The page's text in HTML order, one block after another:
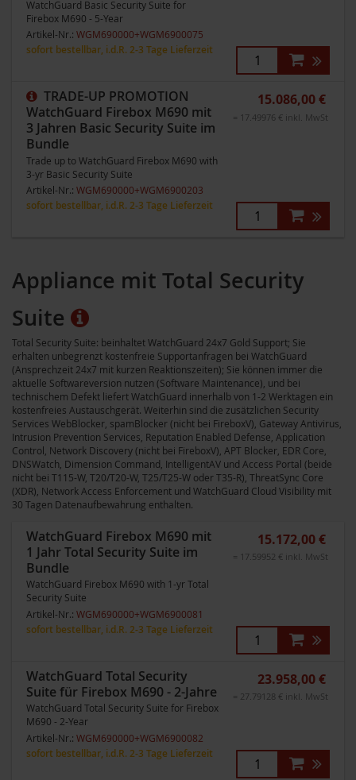
WatchGuard Basic Security Suite for
Firebox M690 - 5-Year
Artikel-Nr.: WGM690000+WGM6900075
sofort bestellbar, i.d.R. 2-3 Tage Lieferzeit
TRADE-UP PROMOTION
WatchGuard Firebox M690 mit
3 Jahren Basic Security Suite im
Bundle
Trade up to WatchGuard Firebox M690 with
3-yr Basic Security Suite
Artikel-Nr.: WGM690000+WGM6900203
sofort bestellbar, i.d.R. 2-3 Tage Lieferzeit
15.086,00 €
= 17.49976 € inkl. MwSt
Appliance mit Total Security
Suite
Total Security Suite: beinhaltet WatchGuard 24x7 Gold Support; Sie
erhalten unbegrenzt kostenfreie Supportanfragen bei WatchGuard
(Ansprechzeit 24x7 mit kurzen Reaktionszeiten); Sie können immer die
aktuelle Softwareversion nutzen (Software Maintenance), und bei
technischem Defekt liefert WatchGuard innerhalb von 1-2 Werktagen ein
kostenfreies Austauschgerät. Weiterhin sind die zusätzlichen Security
Services WebBlocker, spamBlocker (nicht bei FireboxV), Gateway Antivirus,
Intrusion Prevention Services, Reputation Enabled Defense, Application
Control, Network Discovery (nicht bei FireboxV), APT Blocker, EDR Core,
DNSWatch, Dimension Command, IntelligentAV und Access Portal (beide
nicht bei T115-W, T20/T20-W, T25/T25-W oder T35-R), ThreatSync Core
(XDR), Network Access Enforcement und WatchGuard Cloud Visibility mit
30 Tagen Datenaufbewahrung enthalten.
WatchGuard Firebox M690 mit
1 Jahr Total Security Suite im
Bundle
WatchGuard Firebox M690 with 1-yr Total
Security Suite
Artikel-Nr.: WGM690000+WGM6900081
sofort bestellbar, i.d.R. 2-3 Tage Lieferzeit
15.172,00 €
= 17.59952 € inkl. MwSt
WatchGuard Total Security
Suite für Firebox M690 - 2-Jahre
WatchGuard Total Security Suite for Firebox
M690 - 2-Year
Artikel-Nr.: WGM690000+WGM6900082
sofort bestellbar, i.d.R. 2-3 Tage Lieferzeit
23.958,00 €
= 27.79128 € inkl. MwSt